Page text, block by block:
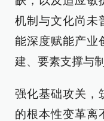
机制与文化尚未
能深度赋能产业
建、要素支撑与
强化基础攻关，
的根本性变革离